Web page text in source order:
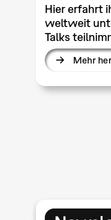
Hier erfahrt
weltweit
Talks
Mehr